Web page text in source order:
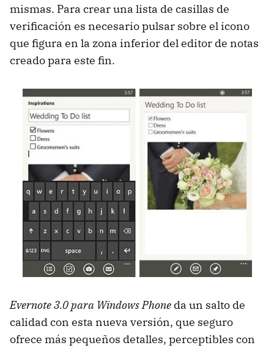
mismas. Para crear una lista de casillas de
verificación es necesario pulsar sobre el icono
que figura en la zona inferior del editor de notas
creado para este fin.
Evernote 3.0 para Windows Phone da un salto de
calidad con esta nueva versión, que seguro
ofrece más pequeños detalles, perceptibles con